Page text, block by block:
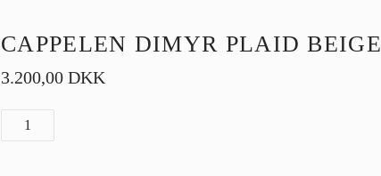
CAPPELEN DIMYR PLAID BEIGE
3.200,00 DKK